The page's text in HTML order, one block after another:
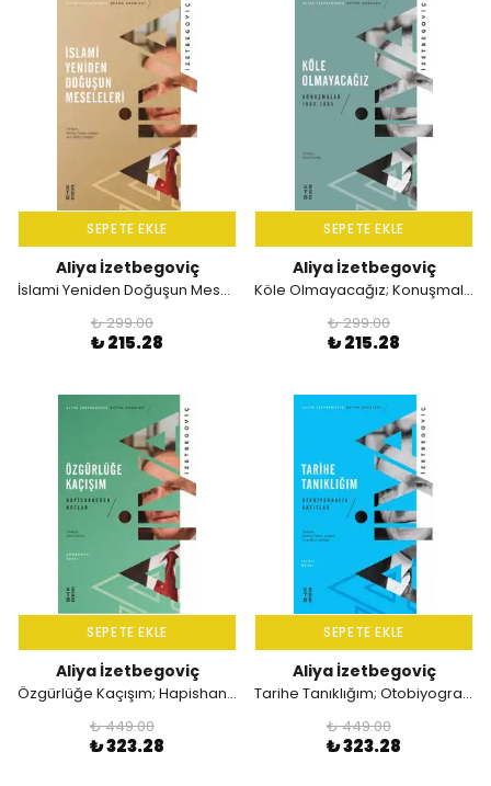
SEPETE EKLE
Aliya İzetbegoviç
İslami Yeniden Doğuşun Meseleleri
₺ 299.00
₺ 215.28
SEPETE EKLE
Aliya İzetbegoviç
Köle Olmayacağız; Konuşmalar 1990-1995
₺ 299.00
₺ 215.28
SEPETE EKLE
Aliya İzetbegoviç
Özgürlüğe Kaçışım; Hapishaneden Notlar (1983- 1988)
₺ 449.00
₺ 323.28
SEPETE EKLE
Aliya İzetbegoviç
Tarihe Tanıklığım; Otobiyografik Kayıtlar
₺ 449.00
₺ 323.28